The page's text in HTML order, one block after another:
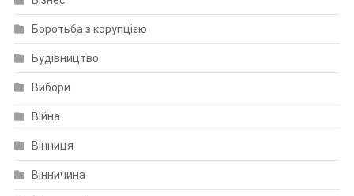
Боротьба з корупцією
Будівництво
Вибори
Війна
Вінниця
Вінничина